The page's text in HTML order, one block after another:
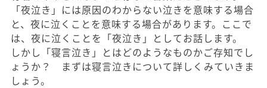
「夜泣き」には原因のわからない泣きを意味する場合
と、夜に泣くことを意味する場合があります。ここで
は、夜に泣くことを「夜泣き」としてお話します。
しかし「寝言泣き」とはどのようなものかご存知でし
ょうか？ まずは寝言泣きについて詳しくみていきま
しょう。